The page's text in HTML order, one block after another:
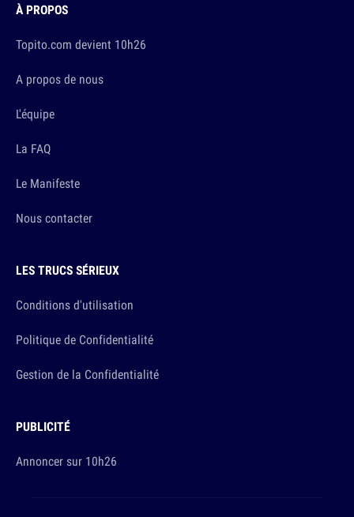
À PROPOS
Topito.com devient 10h26
A propos de nous
L'équipe
La FAQ
Le Manifeste
Nous contacter
LES TRUCS SÉRIEUX
Conditions d'utilisation
Politique de Confidentialité
Gestion de la Confidentialité
PUBLICITÉ
Annoncer sur 10h26